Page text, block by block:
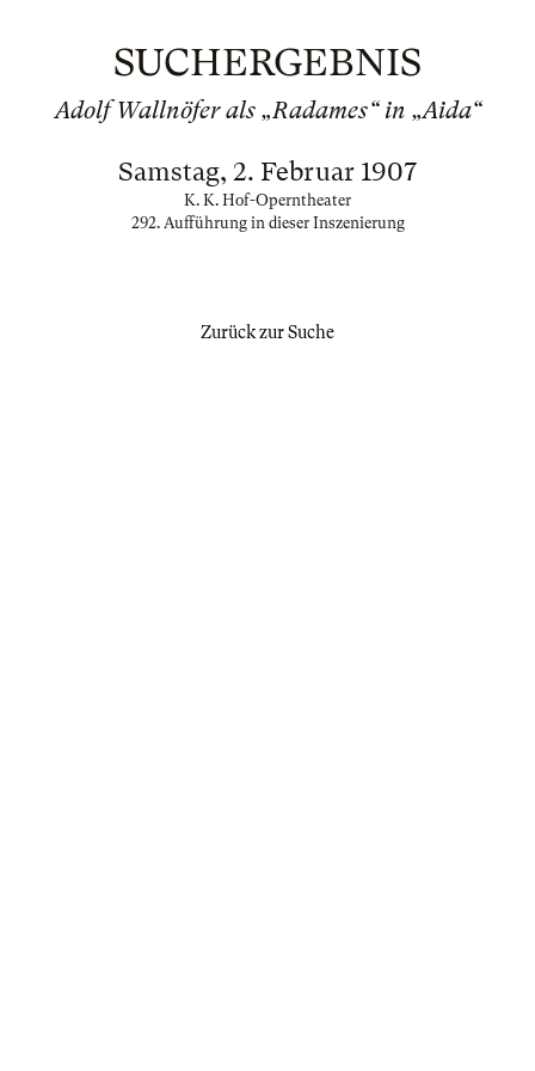
SUCHERGEBNIS
Adolf Wallnöfer als „Radames“ in „Aida“
Samstag, 2. Februar 1907
K. K. Hof-Operntheater
292. Aufführung in dieser Inszenierung
Zurück zur Suche